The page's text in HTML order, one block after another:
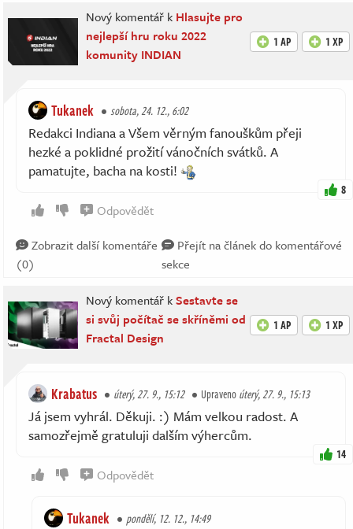
Nový komentář k Hlasujte pro
nejlepší hru roku 2022
komunity INDIAN
1 AP 1 XP
Tukanek sobota, 24. 12., 6:02
Redakci Indiana a Všem věrným fanouškům přeji
hezké a poklidné prožití vánočních svátků. A
pamatujte, bacha na kosti!
8
Odpovědět
Zobrazit další komentáře
(0)
Přejít na článek do komentářové
sekce
Nový komentář kSestavte se
si svůj počítač se skříněmi od
Fractal Design
1 AP 1 XP
Krabatus úterý, 27. 9., 15:12 Upravenoúterý, 27. 9., 15:13
Já jsem vyhrál. Děkuji. :) Mám velkou radost. A
samozřejmě gratuluji dalším výhercům.
14
Odpovědět
Tukanek pondělí, 12. 12., 14:49